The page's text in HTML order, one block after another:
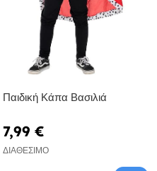
Παιδική Κάπα Βασιλιά
7,99 €
ΔΙΑΘΈΣΙΜΟ